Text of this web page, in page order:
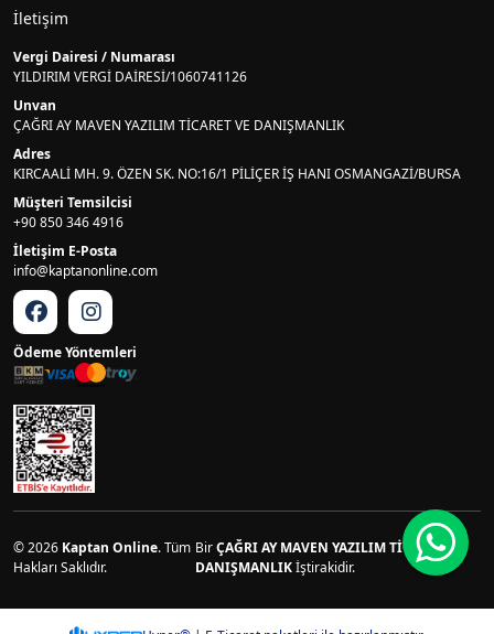
İletişim
Vergi Dairesi / Numarası
YILDIRIM VERGİ DAİRESİ/1060741126
Unvan
ÇAĞRI AY MAVEN YAZILIM TİCARET VE DANIŞMANLIK
Adres
KIRCAALİ MH. 9. ÖZEN SK. NO:16/1 PİLİÇER İŞ HANI OSMANGAZİ/BURSA
Müşteri Temsilcisi
+90 850 346 4916
İletişim E-Posta
info@kaptanonline.com
Ödeme Yöntemleri
© 2026 Kaptan Online. Tüm
Hakları Saklıdır.
BirÇAĞRI AY MAVEN YAZILIM TİCARET VE
DANIŞMANLIKİştirakidir.